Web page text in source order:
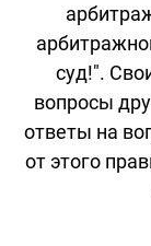
суд!".
вопросы
ответы на
от этого